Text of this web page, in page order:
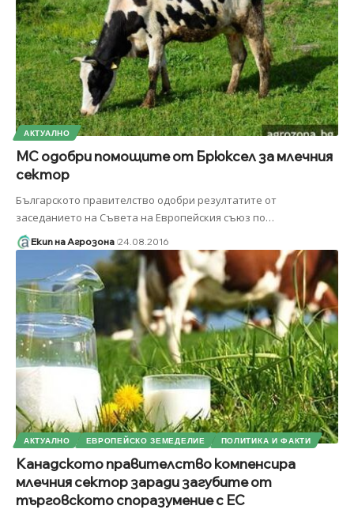
АКТУАЛНО
МС одобри помощите от Брюксел за млечния
сектор
Българското правителство одобри резултатите от
заседанието на Съвета на Европейския съюз по…
Екип на Агрозона 24.08.2016
АКТУАЛНО ЕВРОПЕЙСКО ЗЕМЕДЕЛИЕ ПОЛИТИКА И ФАКТИ
Канадското правителство компенсира
млечния сектор заради загубите от
търговското споразумение с ЕС